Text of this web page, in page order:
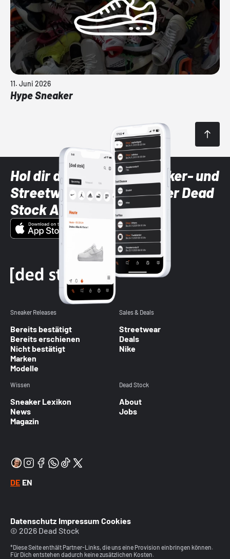
11. Juni 2026
Hype Sneaker
Hol dir die neuesten Sneaker- und
Streetwear-Brands mit der Dead
Stock App
Sneaker Releases
Bereits bestätigt
Bereits erschienen
Nicht bestätigt
Marken
Modelle
Sales & Deals
Streetwear
Deals
Nike
Wissen
Sneaker Lexikon
News
Magazin
Dead Stock
About
Jobs
DE EN
Datenschutz Impressum Cookies
© 2026 Dead Stock
*Diese Seite enthält Partner-Links, die uns eine Provision einbringen können.
Für Dich entstehen dadurch keine zusätzlichen Kosten.